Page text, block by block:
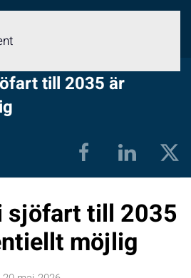
till 2035 är
sjöfart till 2035
möjlig